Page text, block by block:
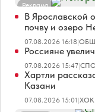
Реклама
В Ярославской
почву и озеро
07.08.2026 16:18|
Россияне
07.08.2026 15:47|
Хартли
Казани
07.08.2026 15:01|